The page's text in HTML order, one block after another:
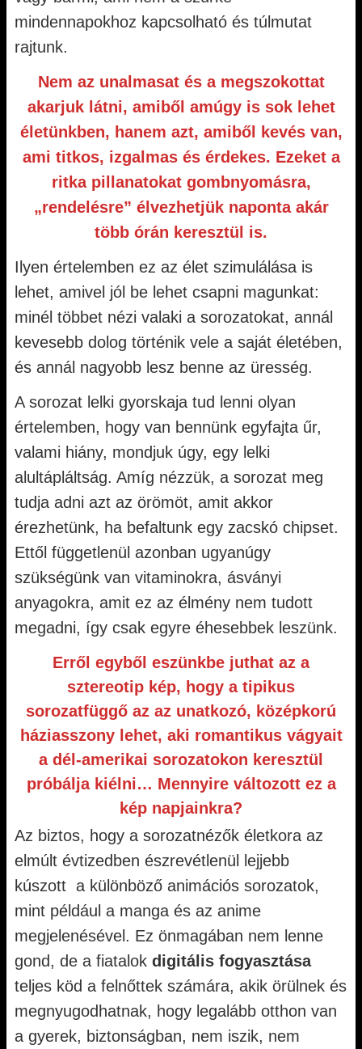
mindennapokhoz kapcsolható és túlmutat
rajtunk.
Nem az unalmasat és a megszokottat
akarjuk látni, amiből amúgy is sok lehet
életünkben, hanem azt, amiből kevés van,
ami titkos, izgalmas és érdekes. Ezeket a
ritka pillanatokat gombnyomásra,
„rendelésre” élvezhetjük naponta akár
több órán keresztül is.
Ilyen értelemben ez az élet szimulálása is
lehet, amivel jól be lehet csapni magunkat:
minél többet nézi valaki a sorozatokat, annál
kevesebb dolog történik vele a saját életében,
és annál nagyobb lesz benne az üresség.
A sorozat lelki gyorskaja tud lenni olyan
értelemben, hogy van bennünk egyfajta űr,
valami hiány, mondjuk úgy, egy lelki
alultápláltság. Amíg nézzük, a sorozat meg
tudja adni azt az örömöt, amit akkor
érezhetünk, ha befaltunk egy zacskó chipset.
Ettől függetlenül azonban ugyanúgy
szükségünk van vitaminokra, ásványi
anyagokra, amit ez az élmény nem tudott
megadni, így csak egyre éhesebbek leszünk.
Erről egyből eszünkbe juthat az a
sztereotip kép, hogy a tipikus
sorozatfüggő az az unatkozó, középkorú
háziasszony lehet, aki romantikus vágyait
a dél-amerikai sorozatokon keresztül
próbálja kiélni… Mennyire változott ez a
kép napjainkra?
Az biztos, hogy a sorozatnézők életkora az
elmúlt évtizedben észrevétlenül lejjebb
kúszott a különböző animációs sorozatok,
mint például a manga és az anime
megjelenésével. Ez önmagában nem lenne
gond, de a fiatalok digitális fogyasztása
teljes köd a felnőttek számára, akik örülnek és
megnyugodhatnak, hogy legalább otthon van
a gyerek, biztonságban, nem iszik, nem